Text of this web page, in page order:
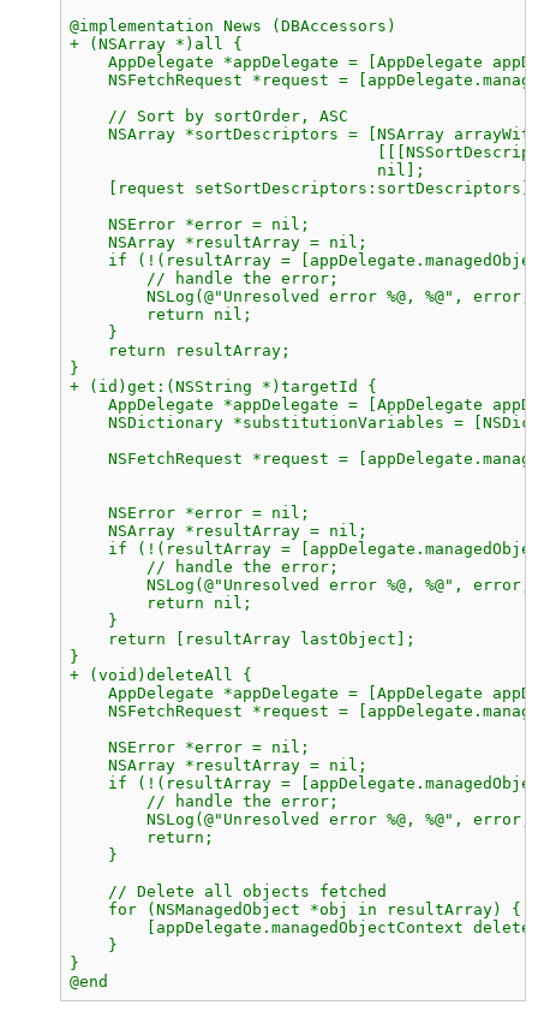
@implementation News (DBAccessors)
+ (NSArray *)all {
AppDelegate *appDelegate = [AppDelegate
NSFetchRequest *request =
    // Sort by sortOrder, ASC
NSArray *sortDescriptors = [NSArray
                                nil];
[request
    NSError *error = nil;
    NSArray *resultArray = nil;
if (!(resultArray =
        // handle the error;
NSLog(@"Unresolved error %@, %@",
        return nil;
    }
    return resultArray;
}
+ (id)get:(NSString *)targetId {
AppDelegate *appDelegate = [AppDelegate
NSDictionary *substitutionVariables =
NSFetchRequest *request =
    NSError *error = nil;
    NSArray *resultArray = nil;
if (!(resultArray =
        // handle the error;
NSLog(@"Unresolved error %@, %@",
        return nil;
    }
    return [resultArray lastObject];
}
+ (void)deleteAll {
AppDelegate *appDelegate = [AppDelegate
NSFetchRequest *request =
    NSError *error = nil;
    NSArray *resultArray = nil;
if (!(resultArray =
        // handle the error;
NSLog(@"Unresolved error %@, %@",
        return;
    }
    // Delete all objects fetched
    for (NSManagedObject *obj in resultArray) {
[appDelegate.managedObjectContext
    }
}
@end